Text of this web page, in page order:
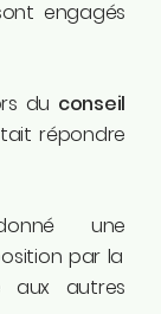
engagés
du conseil
répondre
une
par la
aux autres